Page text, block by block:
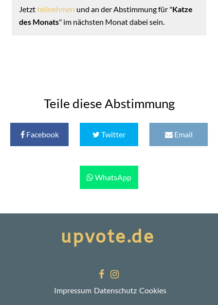
Jetztteilnehmen und an der Abstimmung für "Katze
des Monats" im nächsten Monat dabei sein.
Teile diese Abstimmung
Facebook Twitter Email
WhatsApp
Impressum Datenschutz Cookies